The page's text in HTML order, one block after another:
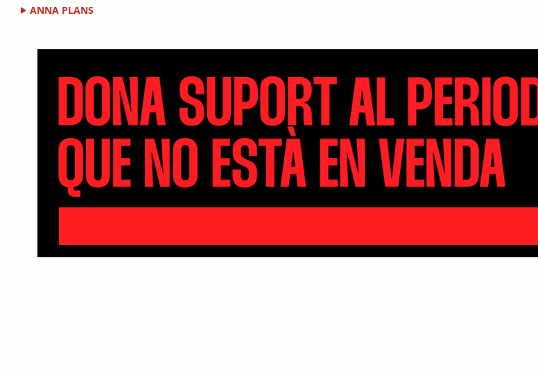
ANNA PLANS